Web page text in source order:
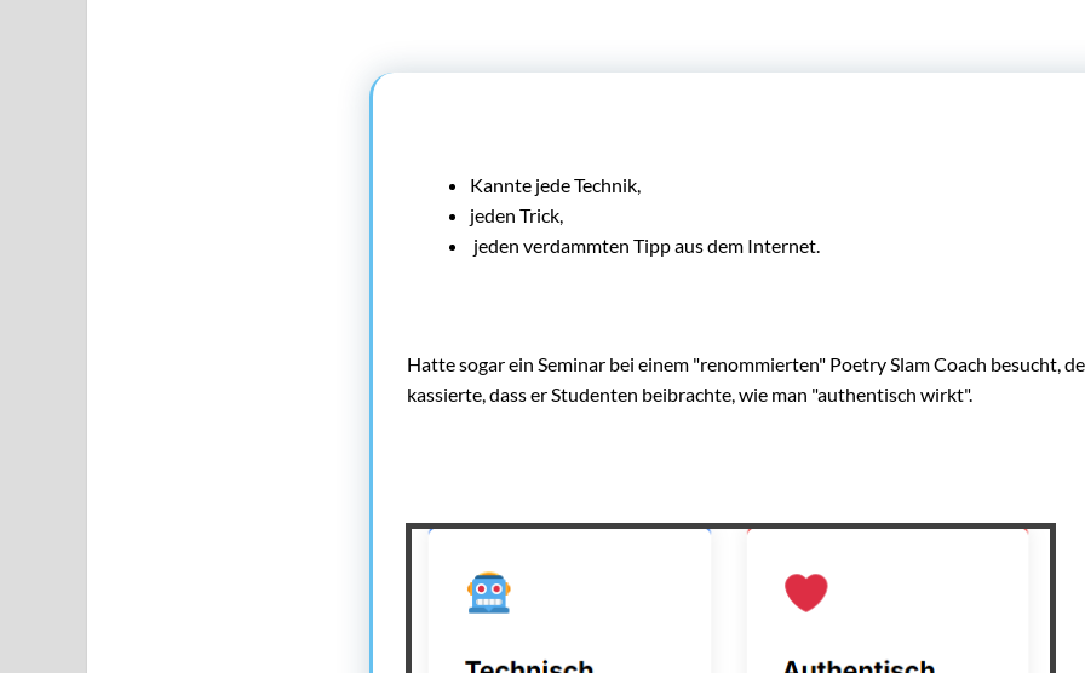
Kannte jede Technik,
jeden Trick,
jeden verdammten Tipp aus dem Internet.
Hatte sogar ein Seminar bei einem "renommierten" Poetry Slam Coach besucht,
kassierte, dass er Studenten beibrachte, wie man "authentisch wirkt".